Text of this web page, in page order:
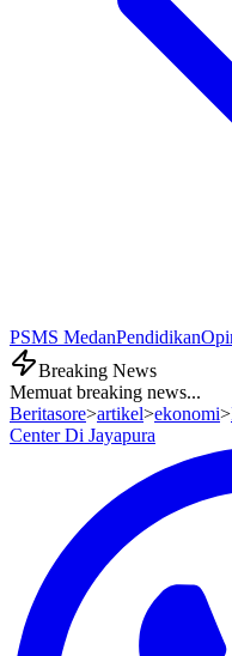
PSMS MedanPendidikan
Breaking News
Memuat breaking news...
Beritasore>artikel>ekonomi>
Center Di Jayapura